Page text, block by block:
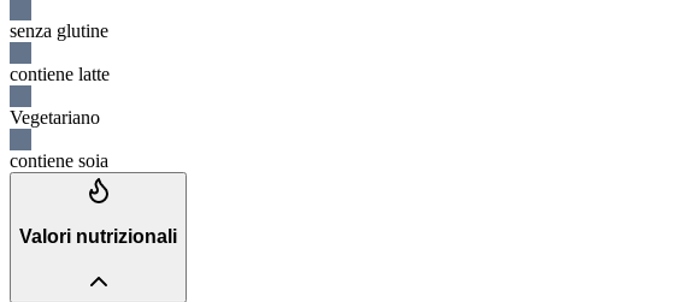
senza glutine
contiene latte
Vegetariano
contiene soia
Valori nutrizionali